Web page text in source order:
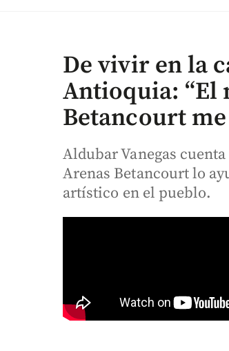
De vivir en la
Antioquia: “El
Betancourt
Aldubar Vanegas
Arenas Betancourt lo
artístico en el pueblo.